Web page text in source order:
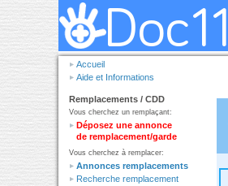
Accueil
Aide et Informations
Remplacements / CDD
Vous cherchez un remplaçant:
Déposez une annonce
de remplacement/garde
Vous cherchez à remplacer:
Annonces remplacements
Recherche remplacement